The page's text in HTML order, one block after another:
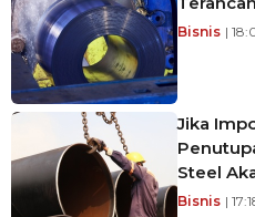
Bisnis |
Jika
Steel
Bisnis |